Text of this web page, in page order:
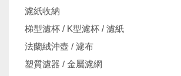
濾紙收納
梯型濾杯 / K型濾杯 / 濾紙
法蘭絨沖壺 / 濾布
塑質濾器 / 金屬濾網